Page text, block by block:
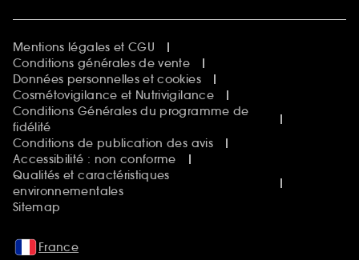
Mentions légales et CGU
Conditions générales de vente
Données personnelles et cookies
Cosmétovigilance et Nutrivigilance
Conditions Générales du programme de
fidélité
Conditions de publication des avis
Accessibilité : non conforme
Qualités et caractéristiques
environnementales
Sitemap
France